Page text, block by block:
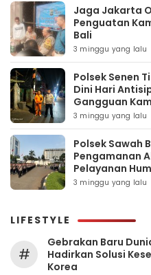
Jaga Jakarta
Penguatan
Bali
3 minggu yang lalu
Polsek Senen
Dini Hari
Gangguan
3 minggu yang lalu
Polsek Sawah
Pengamanan
Pelayanan
3 minggu yang lalu
LIFESTYLE
#
Gebrakan Baru
Hadirkan Solusi
Korea